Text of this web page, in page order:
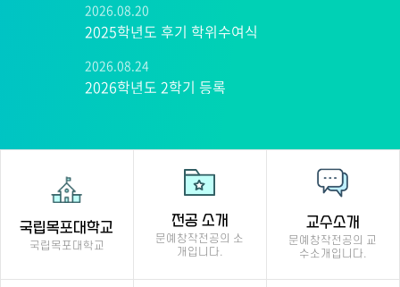
2026.08.20
2025학년도 후기 학위수여식
2026.08.24
2026학년도 2학기 등록
국립목포대학교
국립목포대학교
전공 소개
문예창작전공의 소
개입니다.
교수소개
문예창작전공의 교
수소개입니다.